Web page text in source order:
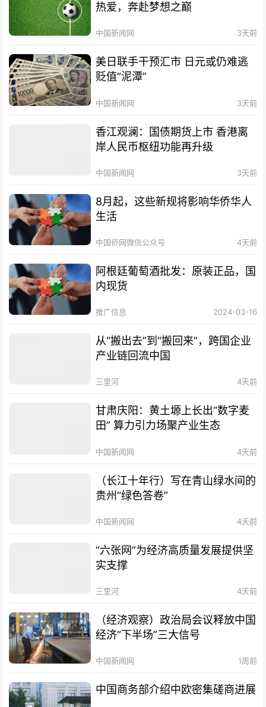
热爱，奔赴梦想之巅
中国新闻网 3天前
美日联手干预汇市 日元或仍难逃
贬值“泥潭”
中国新闻网 3天前
香江观澜：国债期货上市 香港离
岸人民币枢纽功能再升级
中国新闻网 3天前
8月起，这些新规将影响华侨华人
生活
中国侨网微信公众号 4天前
阿根廷葡萄酒批发：原装正品，国
内现货
推广信息 2024-03-16
从“搬出去”到“搬回来”，跨国企业
产业链回流中国
三里河 4天前
甘肃庆阳：黄土塬上长出“数字麦
田” 算力引力场聚产业生态
中国新闻网 4天前
（长江十年行）写在青山绿水间的
贵州“绿色答卷”
中国新闻网 4天前
“六张网”为经济高质量发展提供坚
实支撑
三里河 4天前
（经济观察）政治局会议释放中国
经济“下半场”三大信号
中国新闻网 1周前
中国商务部介绍中欧密集磋商进展